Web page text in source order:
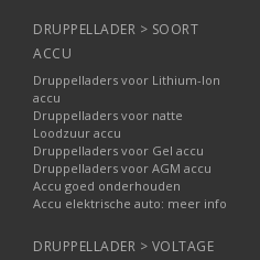
DRUPPELLADER > SOORT
ACCU
Druppelladers voor Lithium-Ion
accu
Druppelladers voor natte
Loodzuur accu
Druppelladers voor Gel accu
Druppelladers voor AGM accu
Accu goed onderhouden
Accu elektrische auto: meer info
DRUPPELLADER > VOLTAGE